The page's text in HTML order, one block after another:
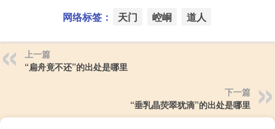
网络标签： 天门 崆峒 道人
上一篇
“扁舟竟不还”的出处是哪里
下一篇
“垂乳晶荧翠犹滴”的出处是哪里